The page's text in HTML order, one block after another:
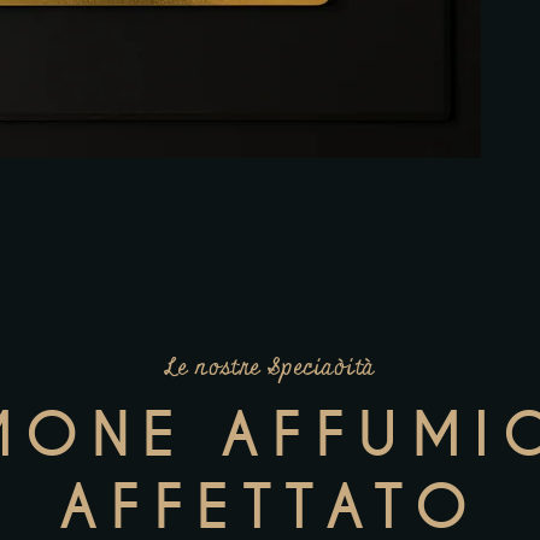
Le nostre Speciaòità
AFFETTATO